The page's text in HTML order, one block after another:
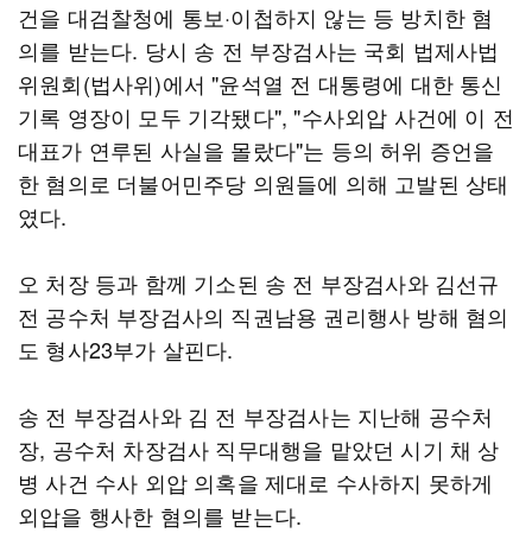
건을 대검찰청에 통보·이첩하지 않는 등 방치한 혐
의를 받는다. 당시 송 전 부장검사는 국회 법제사법
위원회(법사위)에서 "윤석열 전 대통령에 대한 통신
기록 영장이 모두 기각됐다", "수사외압 사건에 이 전
대표가 연루된 사실을 몰랐다"는 등의 허위 증언을
한 혐의로 더불어민주당 의원들에 의해 고발된 상태
였다.
오 처장 등과 함께 기소된 송 전 부장검사와 김선규
전 공수처 부장검사의 직권남용 권리행사 방해 혐의
도 형사23부가 살핀다.
송 전 부장검사와 김 전 부장검사는 지난해 공수처
장, 공수처 차장검사 직무대행을 맡았던 시기 채 상
병 사건 수사 외압 의혹을 제대로 수사하지 못하게
외압을 행사한 혐의를 받는다.